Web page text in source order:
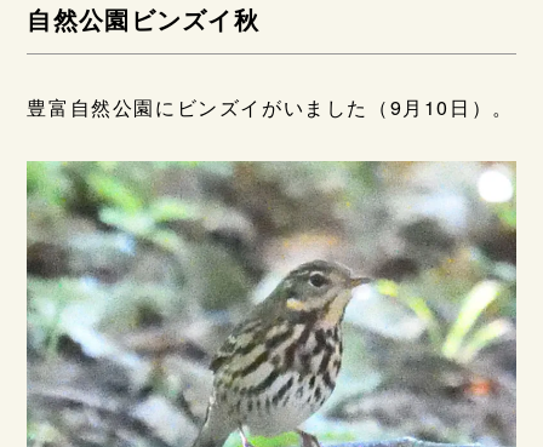
自然公園ビンズイ秋
豊富自然公園にビンズイがいました（9月10日）。